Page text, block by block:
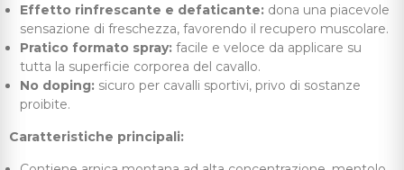
Effetto rinfrescante e defaticante: dona una piacevole
sensazione di freschezza, favorendo il recupero muscolare.
Pratico formato spray: facile e veloce da applicare su
tutta la superficie corporea del cavallo.
No doping: sicuro per cavalli sportivi, privo di sostanze
proibite.
Caratteristiche principali: